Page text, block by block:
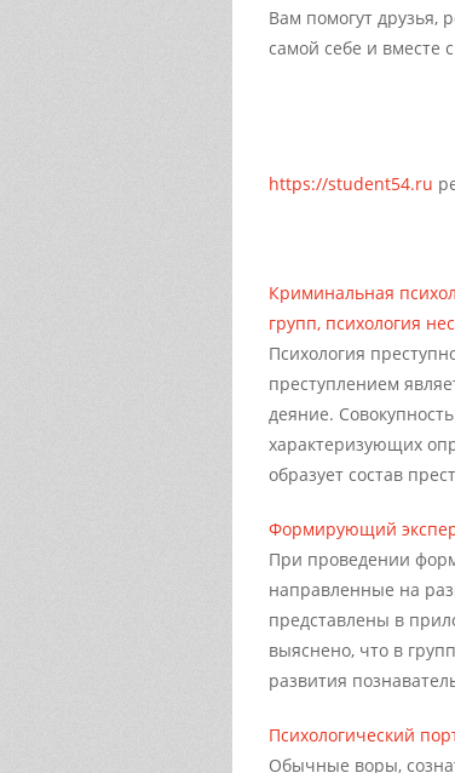
Вам помогут друзья,
самой себе и вместе
https://student54.ru
Криминальная
групп, психология
Психология
преступлением
деяние.
характеризующих
образует состав
Формирующий
При проведении
направленные на
представлены в
выяснено, что в
развития
Психологический
Обычные воры,